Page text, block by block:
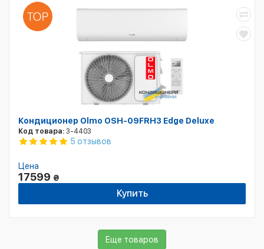
Кондиционер Olmo OSH-09FRH3 Edge Deluxe
Код товара: 3-4403
5 отзывов
Цена
17599 ₴
Купить
Еще товаров